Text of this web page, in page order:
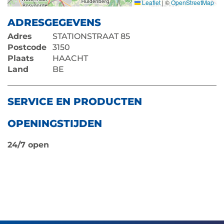
Leaflet | ©OpenStreetMap
ADRESGEGEVENS
Adres
STATIONSTRAAT 85
Postcode
3150
Plaats
HAACHT
Land
BE
SERVICE EN PRODUCTEN
OPENINGSTIJDEN
24/7 open